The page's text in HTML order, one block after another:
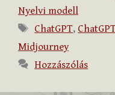
Nyelvi modell
Címkék
ChatGPT,
Midjourney
Hozzászólás